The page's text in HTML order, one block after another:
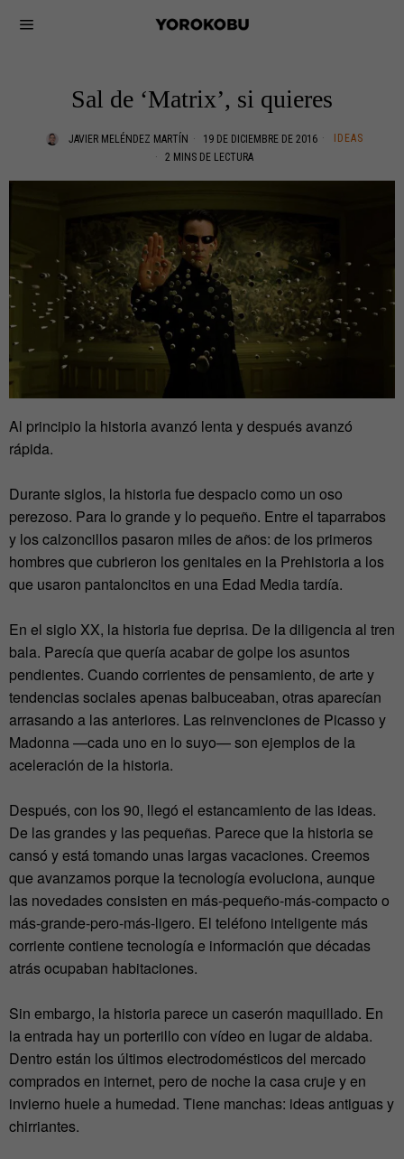
Sal de ‘Matrix’, si quieres
JAVIER MELÉNDEZ MARTÍN 19 DE DICIEMBRE DE 2016
IDEAS
2 MINS DE LECTURA
Al principio la historia avanzó lenta y después avanzó
rápida.
Durante siglos, la historia fue despacio como un oso
perezoso. Para lo grande y lo pequeño. Entre el taparrabos
y los calzoncillos pasaron miles de años: de los primeros
hombres que cubrieron los genitales en la Prehistoria a los
que usaron pantaloncitos en una Edad Media tardía.
En el siglo XX, la historia fue deprisa. De la diligencia al tren
bala. Parecía que quería acabar de golpe los asuntos
pendientes. Cuando corrientes de pensamiento, de arte y
tendencias sociales apenas balbuceaban, otras aparecían
arrasando a las anteriores. Las reinvenciones de Picasso y
Madonna —cada uno en lo suyo— son ejemplos de la
aceleración de la historia.
Después, con los 90, llegó el estancamiento de las ideas.
De las grandes y las pequeñas. Parece que la historia se
cansó y está tomando unas largas vacaciones. Creemos
que avanzamos porque la tecnología evoluciona, aunque
las novedades consisten en más-pequeño-más-compacto o
más-grande-pero-más-ligero. El teléfono inteligente más
corriente contiene tecnología e información que décadas
atrás ocupaban habitaciones.
Sin embargo, la historia parece un caserón maquillado. En
la entrada hay un porterillo con vídeo en lugar de aldaba.
Dentro están los últimos electrodomésticos del mercado
comprados en internet, pero de noche la casa cruje y en
invierno huele a humedad. Tiene manchas: ideas antiguas y
chirriantes.